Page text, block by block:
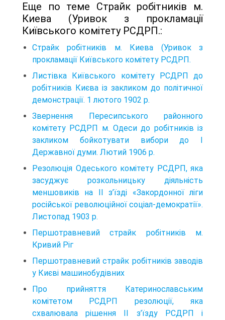
Еще по теме Страйк робітників м.
Киева (Уривок з прокламації
Київського комітету РСДРП.:
Страйк робітників м. Киева (Уривок з
прокламації Київського комітету РСДРП.
Листівка Київського комітету РСДРП до
робітників Києва із закликом до політичної
демонстрації. 1 лютого 1902 р.
Звернення Пересипського районного
комітету РСДРП м. Одеси до робітників із
закликом бойкотувати вибори до І
Державної думи. Лютий 1906 р.
Резолюція Одеського комітету РСДРП, яка
засуджує розкольницьку діяльність
меншовиків на II з’їзді «Закор­донної ліги
російської революційної соціал-демократії».
Листопад 1903 р.
Першотравневий страйк робітників м.
Кривий Ріг
Першотравневий страйк робітників заводів
у Києві машинобудівних
Про прийняття Катеринославським
комітетом РСДРП резолюції, яка
схвалювала рішення II з’їзду РСДРП і